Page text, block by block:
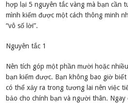
hợp lại 5 nguyên tắc vàng mà bạn cần
mình kiếm được một cách thông minh
“vô số lời”.
Nguyên tắc 1
Nên tích góp một phần mười hoặc
bạn kiếm được. Bạn không bao giờ
có thể xảy ra trong tương lai nên việc
bảo cho chính bạn và người thân.